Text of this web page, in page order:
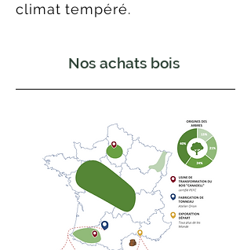
climat tempéré.
Nos achats bois